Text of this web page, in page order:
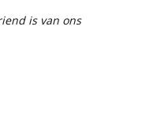
is van ons